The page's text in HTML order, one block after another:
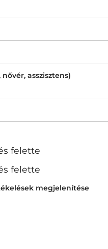
asszisztens)
felette
felette
megjelenítése